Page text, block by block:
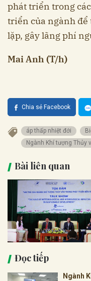
phát triển trong
triển của ngành
lặp, gây lãng phí
Mai Anh (T/h)
Chia sẻ Facebook
áp thấp nhiệt đới
Ngành Khí tượng Thủy
Bài liên quan
Đọc tiếp
Ngành